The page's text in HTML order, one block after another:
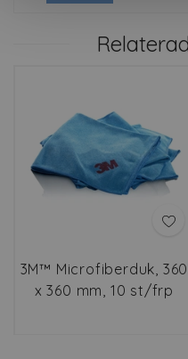
3M™ Microfiberduk, 360
x 360 mm, 10 st/frp